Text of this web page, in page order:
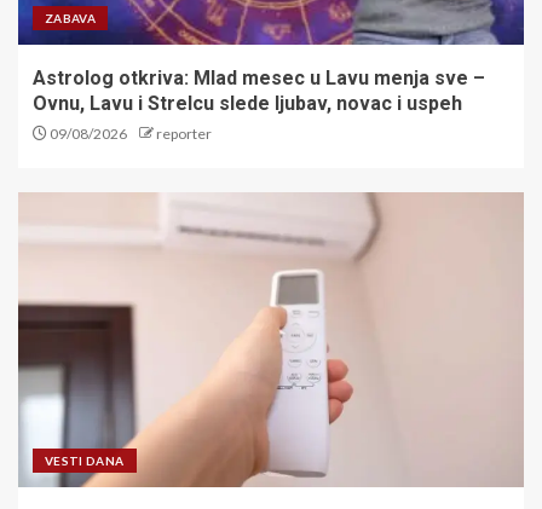
ZABAVA
Astrolog otkriva: Mlad mesec u Lavu menja sve –
Ovnu, Lavu i Strelcu slede ljubav, novac i uspeh
09/08/2026 reporter
VESTI DANA